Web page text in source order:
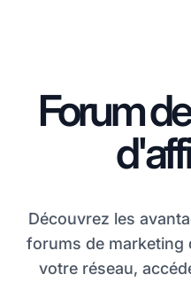
Forum
Découvrez les
forums de marketing
votre réseau,